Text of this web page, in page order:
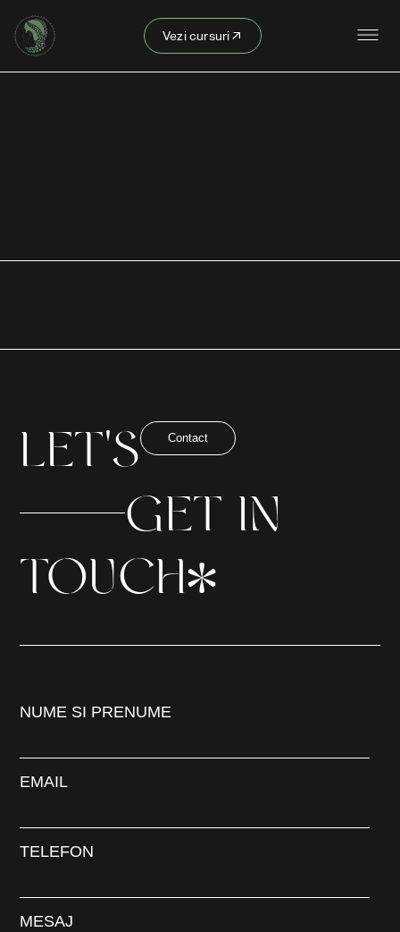
Vezi cursuri
LET'S Contact
GET IN
TOUCH*
NUME SI PRENUME
EMAIL
TELEFON
MESAJ